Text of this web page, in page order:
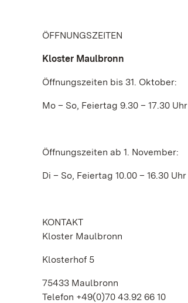
ÖFFNUNGSZEITEN
Kloster Maulbronn
Öffnungszeiten bis 31. Oktober:
Mo – So, Feiertag 9.30 – 17.30 Uhr
Öffnungszeiten ab 1. November:
Di – So, Feiertag 10.00 – 16.30 Uhr
KONTAKT
Kloster Maulbronn
Klosterhof 5
75433 Maulbronn
Telefon +49(0)70 43.92 66 10